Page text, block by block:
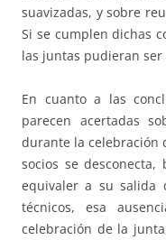
suavizadas, y sobre
Si se cumplen dichas
las juntas pudieran ser
En cuanto a las
parecen acertadas
durante la celebración
socios se
equivaler a su salida
técnicos, esa
celebración de la